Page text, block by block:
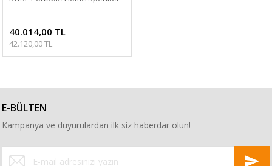
40.014,00 TL
42.120,00 TL
E-BÜLTEN
Kampanya ve duyurulardan ilk siz haberdar olun!